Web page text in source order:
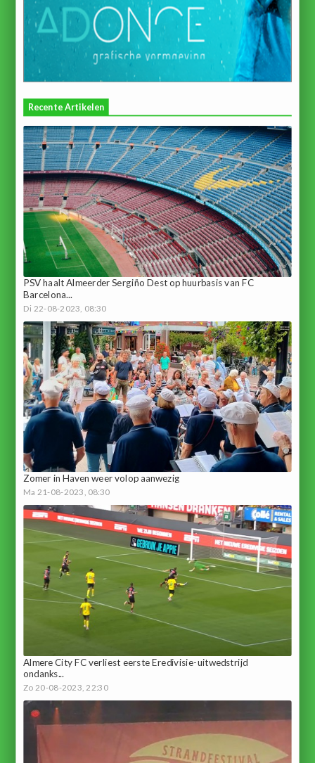
Recente Artikelen
PSV haalt Almeerder Sergiño Dest op huurbasis van FC
Barcelona...
Di 22-08-2023, 08:30
Zomer in Haven weer volop aanwezig
Ma 21-08-2023, 08:30
Almere City FC verliest eerste Eredivisie-uitwedstrijd
ondanks...
Zo 20-08-2023, 22:30